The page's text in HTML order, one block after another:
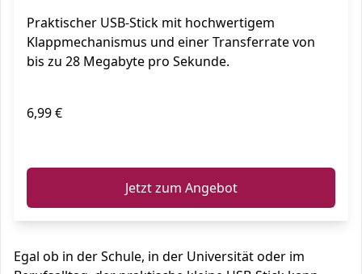
Praktischer USB-Stick mit hochwertigem
Klappmechanismus und einer Transferrate von
bis zu 28 Megabyte pro Sekunde.
6,99 €
Jetzt zum Angebot
Egal ob in der Schule, in der Universität oder im